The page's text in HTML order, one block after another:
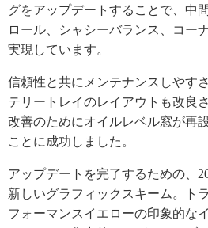
グをアップデートすることで、中
ロール、シャシーバランス、コー
実現しています。
信頼性と共にメンテナンスしやす
テリートレイのレイアウトも改良
改善のためにオイルレベル窓が再
ことに成功しました。
アップデートを完了するための、
新しいグラフィックスキーム。ト
フォーマンスイエローの印象的な